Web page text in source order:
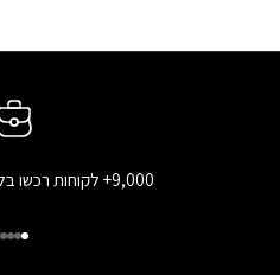
9,000+ לקוחות רכשו בלאבי בשנה האחרונה
עבור